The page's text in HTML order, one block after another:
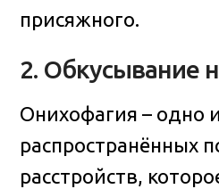
присяжного.
2. Обкусывание
Онихофагия – одно
распространённых
расстройств,